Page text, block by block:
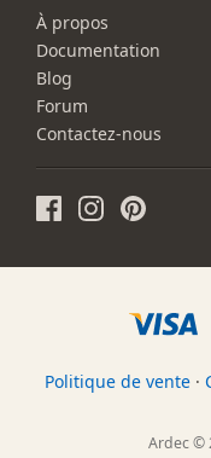
À propos
Documentation
Blog
Forum
Contactez-nous
Politique de vente ·
Ardec ©